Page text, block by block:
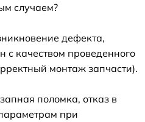
случаем?
дефекта,
с качеством проведенного
монтаж запчасти).
поломка, отказ в
при